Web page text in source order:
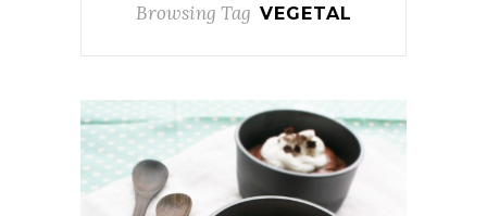
Browsing Tag VEGETAL